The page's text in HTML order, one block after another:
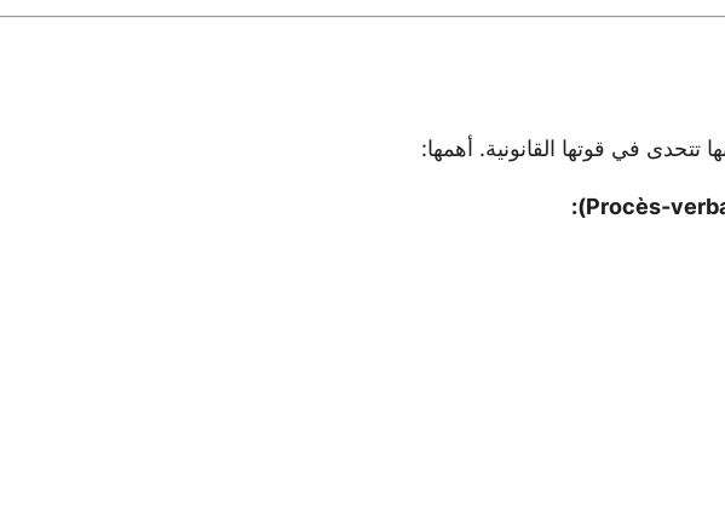
في قوتها القانونية. أهمها: